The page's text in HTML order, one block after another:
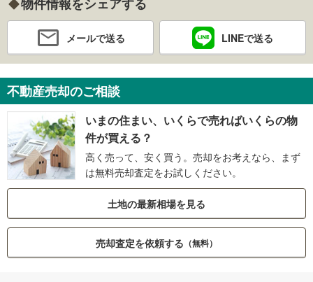
メールで送る LINEで送る
不動産売却のご相談
いまの住まい、いくらで売ればいくらの物
件が買える？
高く売って、安く買う。売却をお考えなら、まず
は無料売却査定をお試しください。
土地の最新相場を見る
売却査定を依頼する （無料）